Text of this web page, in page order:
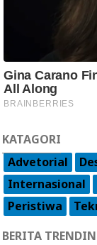
KATAGORI
Advetorial
Internasional
Peristiwa
BERITA